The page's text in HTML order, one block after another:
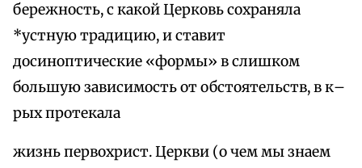
бережность, с какой Церковь сохраняла
*устную традицию, и ставит
досиноптические «формы» в слишком
большую зависимость от обстоятельств, в к–
рых протекала
жизнь первохрист. Церкви (о чем мы знаем